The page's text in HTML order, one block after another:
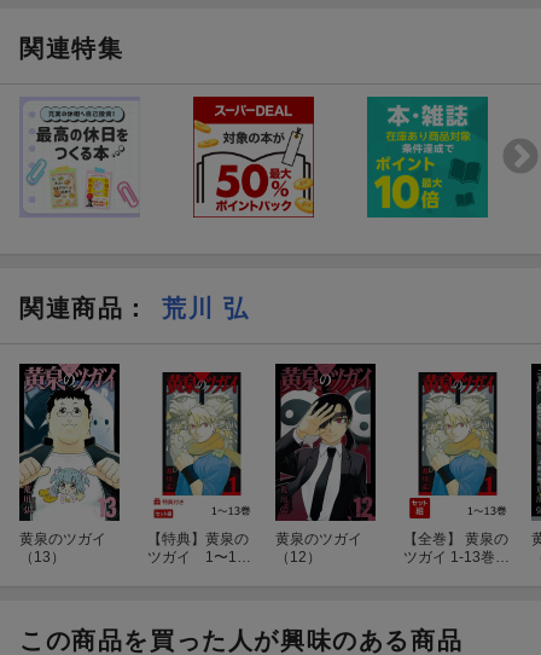
関連特集
関連商品 ： 荒川 弘
黄泉のツガイ
（13）
【特典】黄泉の
ツガイ 1〜13
黄泉のツガイ
（12）
【全巻】 黄泉の
ツガイ 1-13巻セ
この商品を買った人が興味のある商品